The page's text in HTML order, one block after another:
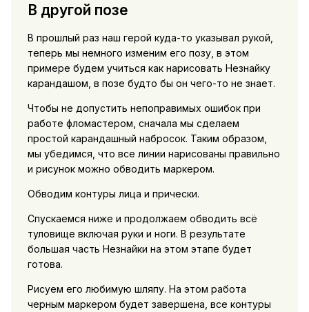
В другой позе
В прошлый раз наш герой куда-то указывал рукой,
теперь мы немного изменим его позу, в этом
примере будем учиться как нарисовать Незнайку
карандашом, в позе будто бы он чего-то не знает.
Чтобы не допустить непоправимых ошибок при
работе фломастером, сначала мы сделаем
простой карандашный набросок. Таким образом,
мы убедимся, что все линии нарисованы правильно
и рисунок можно обводить маркером.
Обводим контуры лица и прически.
Спускаемся ниже и продолжаем обводить всё
туловище включая руки и ноги. В результате
большая часть Незнайки на этом этапе будет
готова.
Рисуем его любимую шляпу. На этом работа
черным маркером будет завершена, все контуры